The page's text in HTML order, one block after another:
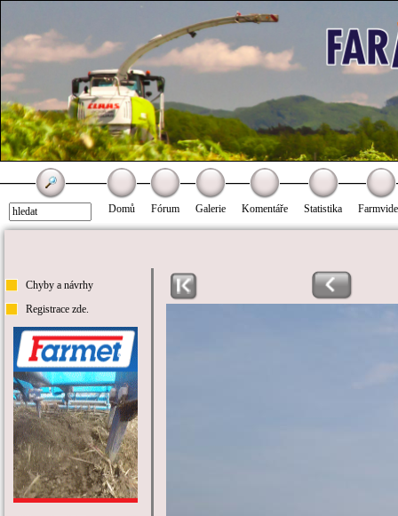
Domů Fórum Galerie Komentáře Statistika
Chyby a návrhy
Registrace zde.